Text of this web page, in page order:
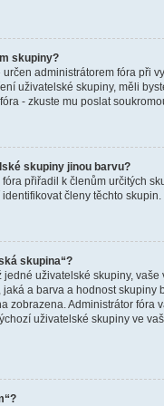
skupiny?
administrátorem fóra při
uživatelské skupiny, měli
- zkuste mu poslat
skupiny jinou barvu?
přiřadil k členům určitých
členy těchto skupin.
skupina“?
jedné uživatelské skupiny, vaše
a barva a hodnost skupiny
zobrazena. Administrátor fóra
uživatelské skupiny ve